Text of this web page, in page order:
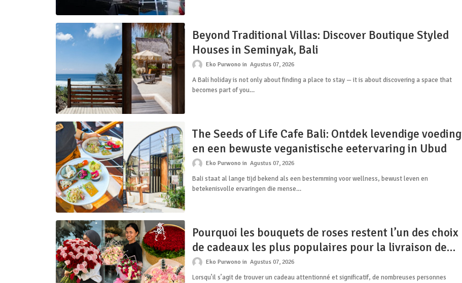
Beyond Traditional Villas: Discover Boutique Styled
Houses in Seminyak, Bali
Eko Purwono Agustus 07, 2026
A Bali holiday is not only about finding a place to stay — it is about discovering a space that
becomes part of you…
The Seeds of Life Cafe Bali: Ontdek levendige voeding
en een bewuste veganistische eetervaring in Ubud
Eko Purwono Agustus 07, 2026
Bali staat al lange tijd bekend als een bestemming voor wellness, bewust leven en
betekenisvolle ervaringen die mense…
Pourquoi les bouquets de roses restent l’un des choix
de cadeaux les plus populaires pour la livraison de
fleurs à Bali, notamment à Canggu, Ubud et Jimbaran
Eko Purwono Agustus 07, 2026
Lorsqu’il s’agit de trouver un cadeau attentionné et significatif, de nombreuses personnes